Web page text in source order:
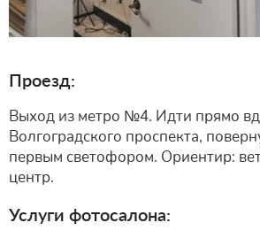
Проезд:
Выход из метро №4. Идти прямо
Волгоградского проспекта,
первым светофором. Ориентир:
центр.
Услуги фотосалона: